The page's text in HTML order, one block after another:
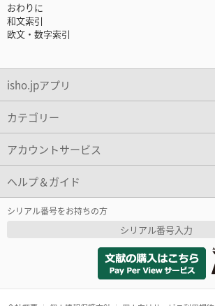
おわりに
和文索引
欧文・数字索引
isho.jpアプリ
カテゴリー
アカウントサービス
ヘルプ＆ガイド
シリアル番号をお持ちの方
シリアル番号入力